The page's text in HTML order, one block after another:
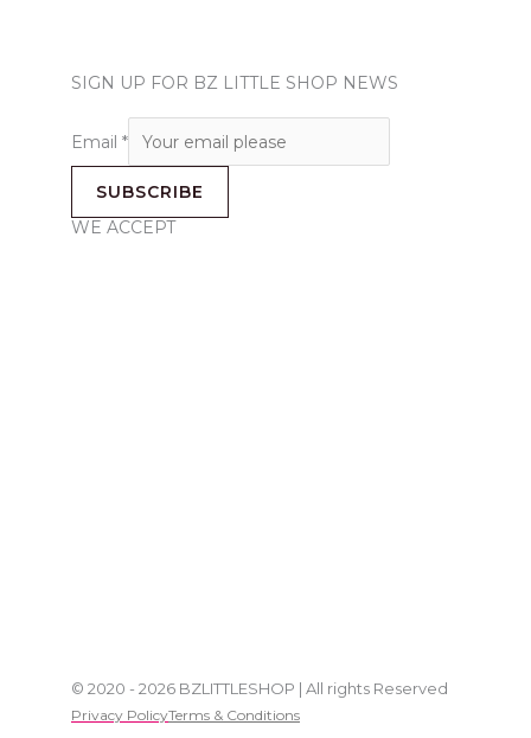
SIGN UP FOR BZ LITTLE SHOP NEWS
Email *
SUBSCRIBE
WE ACCEPT
© 2020 - 2026 BZLITTLESHOP | All rights Reserved
Privacy PolicyTerms & Conditions